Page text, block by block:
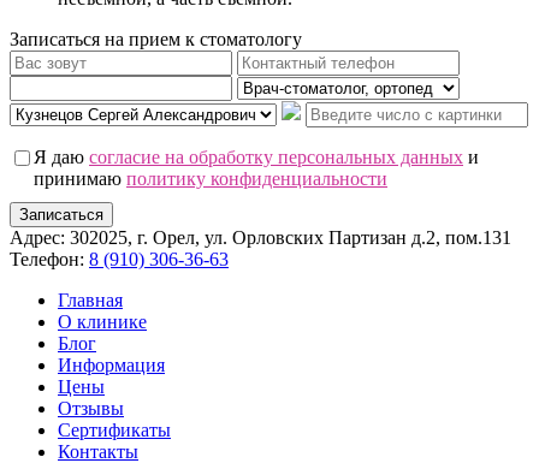
Записаться на прием к стоматологу
Я даю согласие на обработку персональных данных и
принимаю политику конфиденциальности
Записаться
Адрес: 302025, г. Орел, ул. Орловских Партизан д.2, пом.131
Телефон: 8 (910) 306-36-63
Главная
О клинике
Блог
Информация
Цены
Отзывы
Сертификаты
Контакты